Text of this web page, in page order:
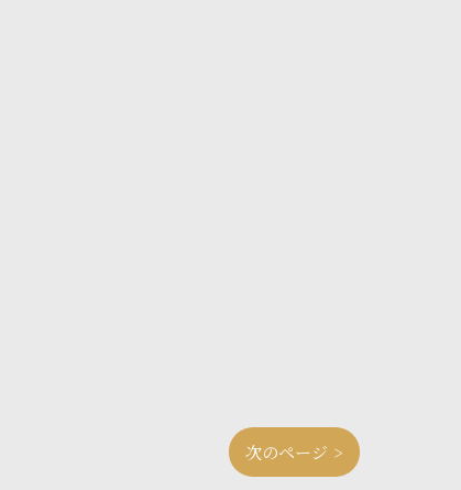
次のページ >